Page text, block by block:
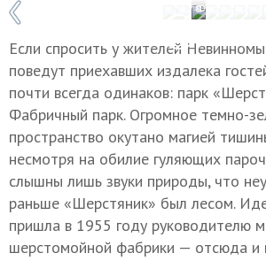
Фото:
1 / 8
Если спросить у жителей
поведут приехавших издалека
почти всегда одинаков: парк
Фабричный парк. Огромное темно-
пространство окутано магией
несмотря на обилие гуляющих
слышны лишь звуки природы, что
раньше «Шерстяник» был лесом.
пришла в 1955 году руководителю
шерстомойной фабрики — отсюда и